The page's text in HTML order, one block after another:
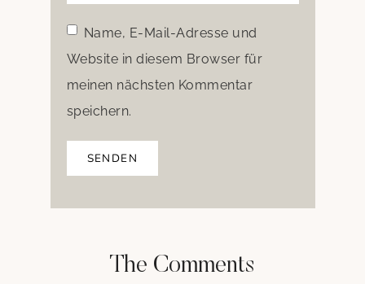
Name, E-Mail-Adresse und
Website in diesem Browser für
meinen nächsten Kommentar
speichern.
The Comments